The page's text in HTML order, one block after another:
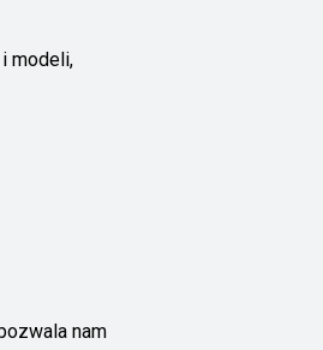
modeli,
nam